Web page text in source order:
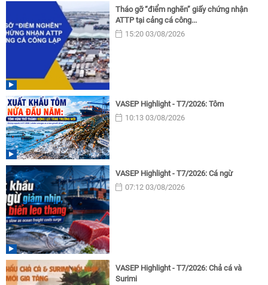
Tháo gỡ “điểm nghẽn” giấy chứng nhận
ATTP tại cảng cá công...
15:20 03/08/2026
VASEP Highlight - T7/2026: Tôm
10:13 03/08/2026
VASEP Highlight - T7/2026: Cá ngừ
07:12 03/08/2026
VASEP Highlight - T7/2026: Chả cá và
Surimi